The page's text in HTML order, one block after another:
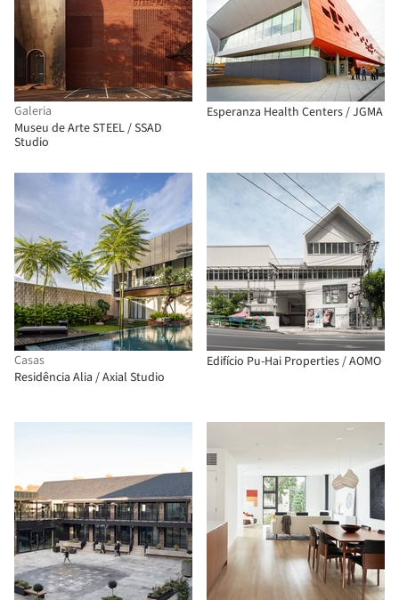
Galeria
Museu de Arte STEEL / SSAD
Studio
Esperanza Health Centers / JGMA
Casas
Residência Alia / Axial Studio
Edifício Pu-Hai Properties / AOMO